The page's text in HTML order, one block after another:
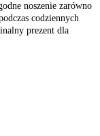
noszenie zarówno
codziennych
prezent dla